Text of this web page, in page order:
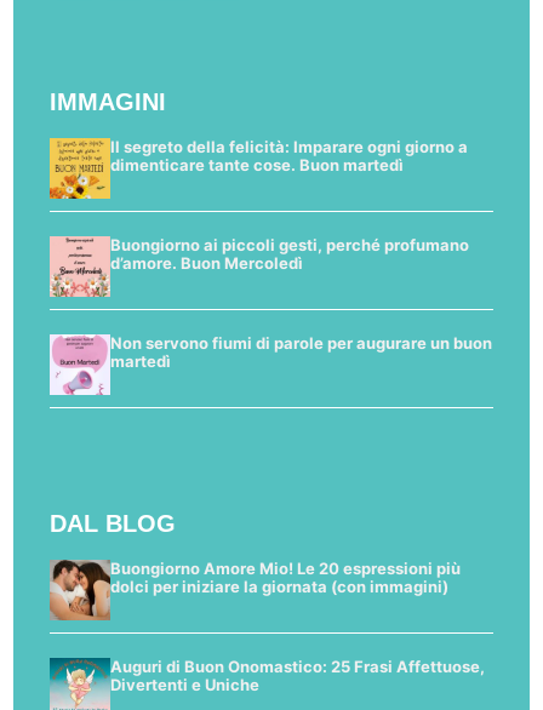
IMMAGINI
Il segreto della felicità: Imparare ogni giorno a
dimenticare tante cose. Buon martedì
Buongiorno ai piccoli gesti, perché profumano
d’amore. Buon Mercoledì
Non servono fiumi di parole per augurare un buon
martedì
DAL BLOG
Buongiorno Amore Mio! Le 20 espressioni più
dolci per iniziare la giornata (con immagini)
Auguri di Buon Onomastico: 25 Frasi Affettuose,
Divertenti e Uniche